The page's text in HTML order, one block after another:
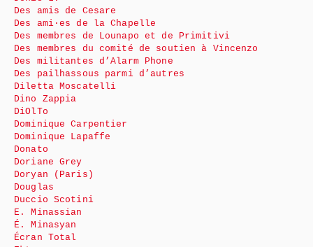
Des amis de Cesare
Des ami·es de la Chapelle
Des membres de Lounapo et de Primitivi
Des membres du comité de soutien à Vincenzo
Des militantes d’Alarm Phone
Des pailhassous parmi d’autres
Diletta Moscatelli
Dino Zappia
DiOlTo
Dominique Carpentier
Dominique Lapaffe
Donato
Doriane Grey
Doryan (Paris)
Douglas
Duccio Scotini
E. Minassian
É. Minasyan
Écran Total